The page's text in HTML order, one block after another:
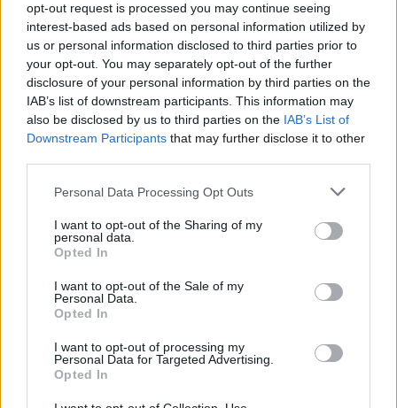
opt-out request is processed you may continue seeing
interest-based ads based on personal information utilized by
us or personal information disclosed to third parties prior to
your opt-out. You may separately opt-out of the further
disclosure of your personal information by third parties on the
IAB’s list of downstream participants. This information may
also be disclosed by us to third parties on the IAB’s List of
Downstream Participants that may further disclose it to other
Personal Data Processing Opt Outs
I want to opt-out of the Sharing of my
personal data.
Opted In
I want to opt-out of the Sale of my
Personal Data.
Opted In
I want to opt-out of processing my
Personal Data for Targeted Advertising.
Opted In
Jj.je to tak!! (i na Skylink livesk) to
Ale JOJ plus,tam je to fakt divočina...
_________________________ Vím,že nic
_________________________
17.05.2026, 00:57.12
na i vysílání čt
nic necuká
17.05.2026, 09:46.13
Blamage
DM 920, Unstable 19-2-2019 + GP4, Moteck
85,2°E - 45°W), Emme Esse 125Al (multifeed
17.05.2026, 10:28.49